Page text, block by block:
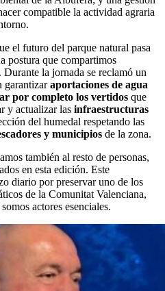
compatible la actividad agraria
el futuro del parque natural pasa
postura que compartimos
la jornada se reclamó un
garantizaraportaciones de agua
por completo los vertidos que
y actualizar las infraestructuras
del humedal respetando las
y municipios de la zona.
también al resto de personas,
en esta edición. Este
diario por preservar uno de los
de la Comunitat Valenciana,
actores esenciales.